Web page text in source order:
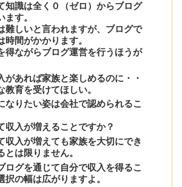
知識は全く０（ゼロ）からブログ
す。
難しいと言われますが、ブログで
時間がかかります。
得ながらブログ運営を行うほうが
があれば家族と楽しめるのに・・
教育を受けてほしい。
なりたい姿は会社で認められるこ
収入が増えることですか？
収入が増えても家族を大切にでき
とは限りません。
ログを通じて自分で収入を得るこ
択の幅は広がりますよ。